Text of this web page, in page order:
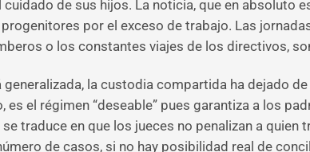
de sus hijos. La noticia, que en absoluto
por el exceso de trabajo. Las
o los constantes viajes de los directivos,
generalizada, la custodia compartida ha dejado
es el régimen “deseable” pues garantiza a los
se traduce en que los jueces no penalizan a
de casos, si no hay posibilidad real de